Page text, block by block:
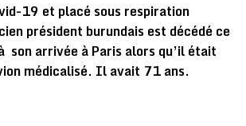
19 et placé sous respiration
président burundais est décédé ce
son arrivée à Paris alors qu’il était
médicalisé. Il avait 71 ans.